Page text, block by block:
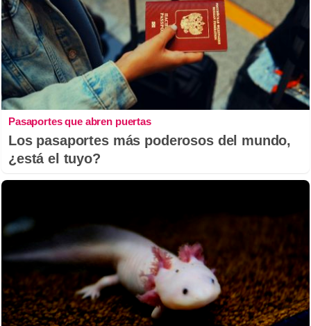
Pasaportes que abren puertas
Los pasaportes más poderosos del mundo,
¿está el tuyo?